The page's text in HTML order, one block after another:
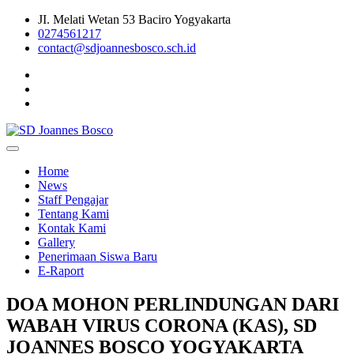
Skip
content
JI. Melati Wetan 53 Baciro Yogyakarta
0274561217
contact@sdjoannesbosco.sch.id
SD Joannes Bosco
Home
News
Staff Pengajar
Tentang Kami
Kontak Kami
Gallery
Penerimaan Siswa Baru
E-Raport
DOA MOHON PERLINDUNGAN DARI
WABAH VIRUS CORONA (KAS), SD
JOANNES BOSCO YOGYAKARTA